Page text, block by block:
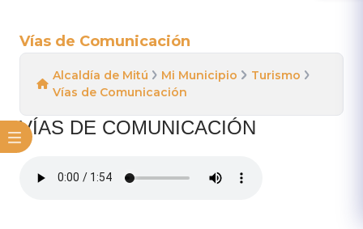
Vías de Comunicación
Alcaldía de Mitú Mi Municipio
Turismo
Vías de Comunicación
​V​ÍAS DE COMUNICACIÓN